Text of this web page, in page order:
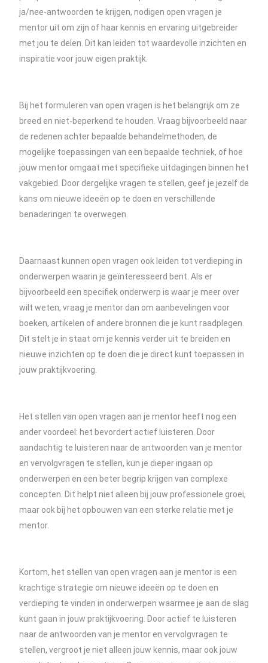
ja/nee-antwoorden te krijgen, nodigen open vragen je
mentor uit om zijn of haar kennis en ervaring uitgebreider
met jou te delen. Dit kan leiden tot waardevolle inzichten en
inspiratie voor jouw eigen praktijk.
Bij het formuleren van open vragen is het belangrijk om ze
breed en niet-beperkend te houden. Vraag bijvoorbeeld naar
de redenen achter bepaalde behandelmethoden, de
mogelijke toepassingen van een bepaalde techniek, of hoe
jouw mentor omgaat met specifieke uitdagingen binnen het
vakgebied. Door dergelijke vragen te stellen, geef je jezelf de
kans om nieuwe ideeën op te doen en verschillende
benaderingen te overwegen.
Daarnaast kunnen open vragen ook leiden tot verdieping in
onderwerpen waarin je geïnteresseerd bent. Als er
bijvoorbeeld een specifiek onderwerp is waar je meer over
wilt weten, vraag je mentor dan om aanbevelingen voor
boeken, artikelen of andere bronnen die je kunt raadplegen.
Dit stelt je in staat om je kennis verder uit te breiden en
nieuwe inzichten op te doen die je direct kunt toepassen in
jouw praktijkvoering.
Het stellen van open vragen aan je mentor heeft nog een
ander voordeel: het bevordert actief luisteren. Door
aandachtig te luisteren naar de antwoorden van je mentor
en vervolgvragen te stellen, kun je dieper ingaan op
onderwerpen en een beter begrip krijgen van complexe
concepten. Dit helpt niet alleen bij jouw professionele groei,
maar ook bij het opbouwen van een sterke relatie met je
mentor.
Kortom, het stellen van open vragen aan je mentor is een
krachtige strategie om nieuwe ideeën op te doen en
verdieping te vinden in onderwerpen waarmee je aan de slag
kunt gaan in jouw praktijkvoering. Door actief te luisteren
naar de antwoorden van je mentor en vervolgvragen te
stellen, vergroot je niet alleen jouw kennis, maar ook jouw